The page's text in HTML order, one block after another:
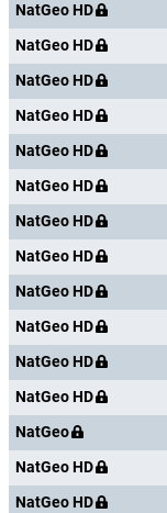
NatGeo HD
NatGeo HD
NatGeo HD
NatGeo HD
NatGeo HD
NatGeo HD
NatGeo HD
NatGeo HD
NatGeo HD
NatGeo HD
NatGeo HD
NatGeo HD
NatGeo
NatGeo HD
NatGeo HD